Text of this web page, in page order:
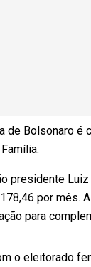
de Bolsonaro
presidente
por mês.
para
o eleitorado